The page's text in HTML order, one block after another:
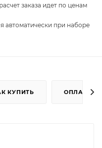
заказа идет по ценам
автоматически при наборе
КУПИТЬ ОПЛАТА